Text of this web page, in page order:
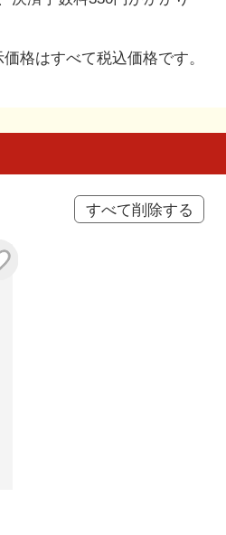
格はすべて税込価格です。
すべて削除する